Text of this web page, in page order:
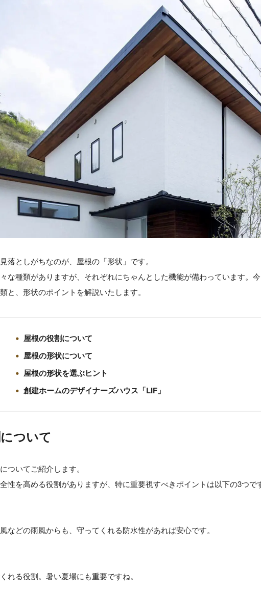
落としがちなのが、屋根の「形状」です。
な種類がありますが、それぞれにちゃんとした機能が備わっています。
と、形状のポイントを解説いたします。
屋根の役割について
屋根の形状について
屋根の形状を選ぶヒント
創建ホームのデザイナーズハウス「LIF」
ついて
ついてご紹介します。
性を高める役割がありますが、特に重要視すべきポイントは以下の3つで
などの雨風からも、守ってくれる防水性があれば安心です。
れる役割。暑い夏場にも重要ですね。